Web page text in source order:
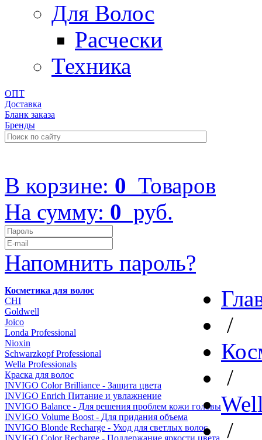
Для Волос
Расчески
Техника
ОПТ
Доставка
Бланк заказа
Бренды
В корзине: 0 Товаров
На сумму: 0 руб.
Напомнить пароль?
Косметика для волос
CHI
Goldwell
Joico
Londa Professional
Nioxin
Schwarzkopf Professional
Wella Professionals
Краска для волос
INVIGO Color Brilliance - Защита цвета
INVIGO Enrich Питание и увлажнение
INVIGO Balance - Для решения проблем кожи головы
INVIGO Volume Boost - Для придания объема
INVIGO Blonde Recharge - Уход для светлых волос
INVIGO Color Recharge - Поддержание яркости цвета
/
/
/